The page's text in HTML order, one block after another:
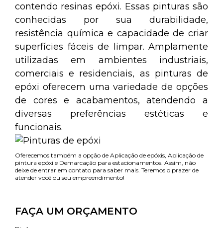
contendo resinas epóxi. Essas pinturas são
conhecidas por sua durabilidade,
resistência química e capacidade de criar
superfícies fáceis de limpar. Amplamente
utilizadas em ambientes industriais,
comerciais e residenciais, as pinturas de
epóxi oferecem uma variedade de opções
de cores e acabamentos, atendendo a
diversas preferências estéticas e
funcionais.
Oferecemos também a opção de Aplicação de epóxis, Aplicação de
pintura epóxi e Demarcação para estacionamentos. Assim, não
deixe de entrar em contato para saber mais. Teremos o prazer de
atender você ou seu empreendimento!
FAÇA UM ORÇAMENTO